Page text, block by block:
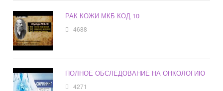
РАК КОЖИ МКБ КОД 10
4688
ПОЛНОЕ ОБСЛЕДОВАНИЕ НА ОНКОЛОГИЮ
4271